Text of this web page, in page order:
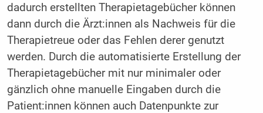
dadurch erstellten Therapietagebücher können
dann durch die Ärzt:innen als Nachweis für die
Therapietreue oder das Fehlen derer genutzt
werden. Durch die automatisierte Erstellung der
Therapietagebücher mit nur minimaler oder
gänzlich ohne manuelle Eingaben durch die
Patient:innen können auch Datenpunkte zur